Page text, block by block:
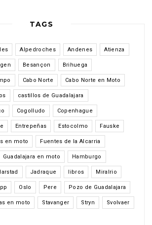
TAGS
Alpedroches Andenes Atienza
Besançon Brihuega
Cabo Norte Cabo Norte en Moto
castillos de Guadalajara
Cogolludo Copenhague
Entrepeñas Estocolmo Fauske
en moto Fuentes de la Alcarria
Guadalajara en moto Hamburgo
Jadraque libros Miralrio
Oslo Pere Pozo de Guadalajara
en moto Stavanger Stryn Svolvaer